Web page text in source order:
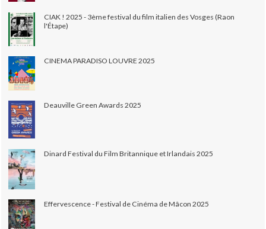
CIAK ! 2025 - 3ème festival du film italien des Vosges (Raon
l'Étape)
CINEMA PARADISO LOUVRE 2025
Deauville Green Awards 2025
Dinard Festival du Film Britannique et Irlandais 2025
Effervescence - Festival de Cinéma de Mâcon 2025